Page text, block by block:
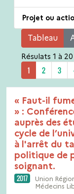
Projet ou
Tableau
Résulats 1 à
1 2 3
« Faut-il
» :
auprès des
cycle de
à l'arrêt du
politique de
soignant.
2017
Union
Médecins